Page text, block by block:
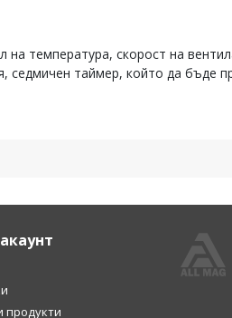
на температура, скорост на
таймер, който да бъде